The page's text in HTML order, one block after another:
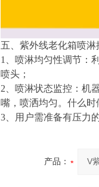
五、紫外线老化箱喷淋
1、喷淋均匀性调节：
喷头；
2、喷淋状态监控：机
嘴，喷洒均匀。什么
3、用户需准备有压力
产品：